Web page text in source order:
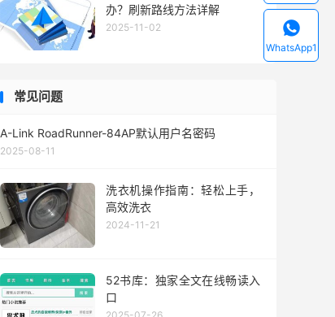
办？刷新路线方法详解
2025-11-02
常见问题
A-Link RoadRunner-84AP默认用户名密码
2025-08-11
洗衣机操作指南：轻松上手，
高效洗衣
2024-11-21
52书库：独家全文在线畅读入
口

WhatsApp1